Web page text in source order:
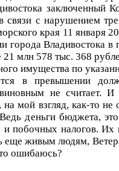
заключенный
связи с нарушением
края 11 января
города Владивостока
млн 578 тыс. 368
имущества по
в превышении
не считает. И
на мой взгляд, как-то не
деньги бюджета,
побочных налогов. Их
живым людям,
ошибаюсь?